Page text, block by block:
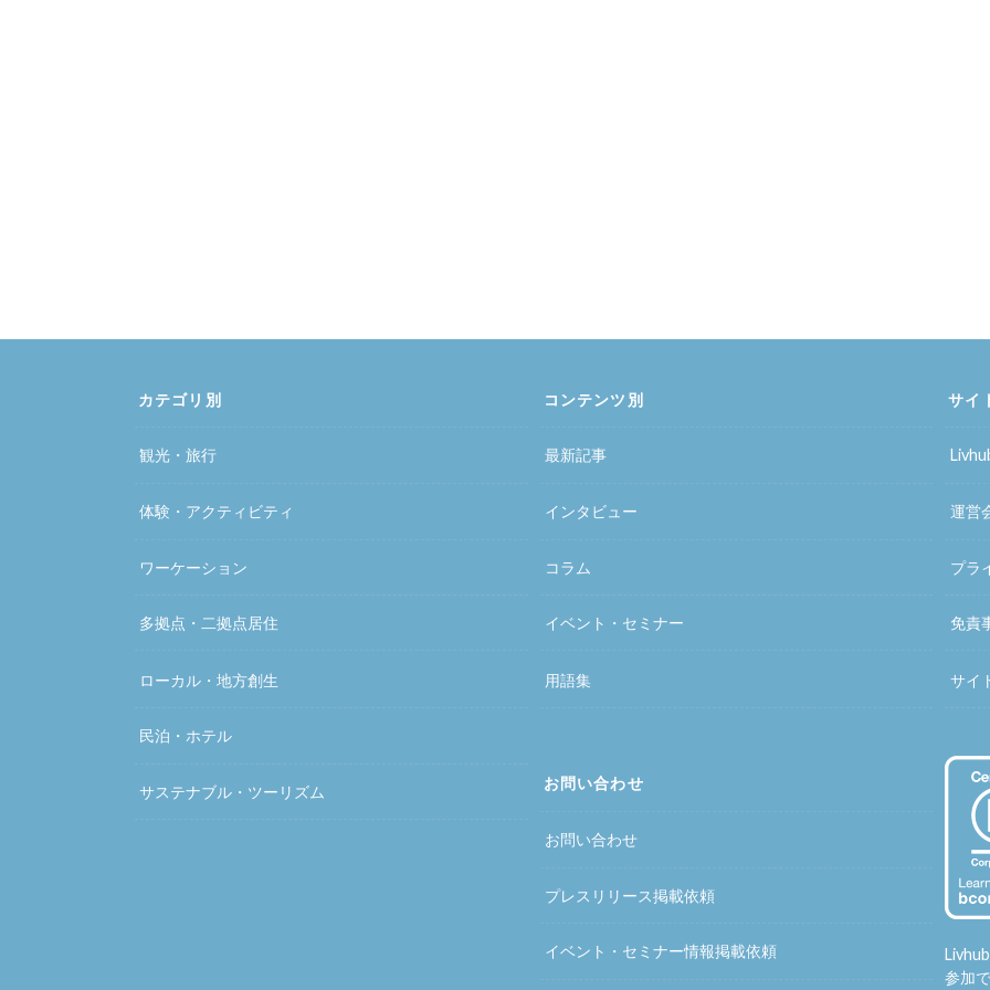
カテゴリ別
観光・旅行
体験・アクティビティ
ワーケーション
多拠点・二拠点居住
ローカル・地方創生
民泊・ホテル
サステナブル・ツーリズム
コンテンツ別
最新記事
インタビュー
コラム
イベント・セミナー
用語集
お問い合わせ
お問い合わせ
プレスリリース掲載依頼
イベント・セミナー情報掲載依頼
サイ
運営
プラ
免責
サイ
参加